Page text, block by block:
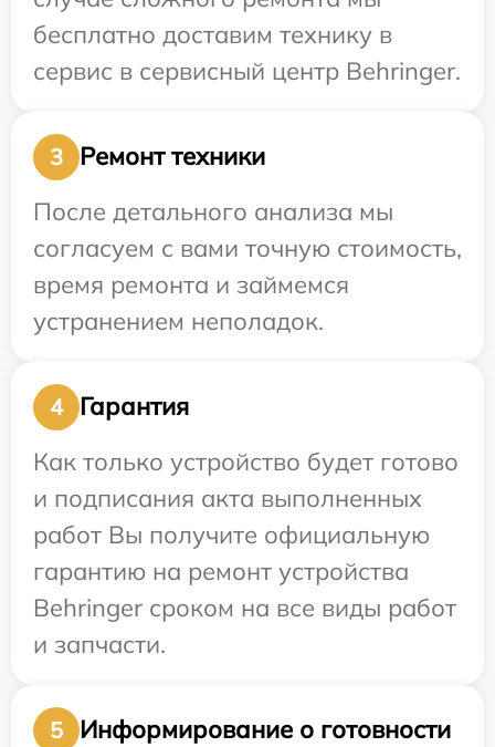
бесплатно доставим технику в
сервис в сервисный центр Behringer.
3
Ремонт техники
После детального анализа мы
согласуем с вами точную стоимость,
время ремонта и займемся
устранением неполадок.
4
Гарантия
Как только устройство будет готово
и подписания акта выполненных
работ Вы получите официальную
гарантию на ремонт устройства
Behringer сроком на все виды работ
и запчасти.
5
Информирование о готовности